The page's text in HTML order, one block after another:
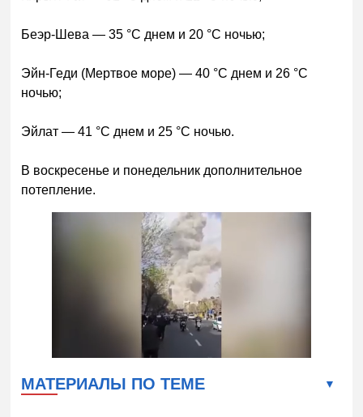
Беэр-Шева — 35 °C днем и 20 °C ночью;
Эйн-Геди (Мертвое море) — 40 °C днем и 26 °C
ночью;
Эйлат — 41 °C днем и 25 °C ночью.
В воскресенье и понедельник дополнительное
потепление.
МАТЕРИАЛЫ ПО ТЕМЕ